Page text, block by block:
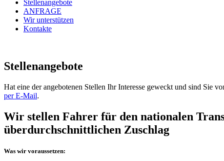
Stellenangebote
ANFRAGE
Wir unterstützen
Kontakte
Stellenangebote
Hat eine der angebotenen Stellen Ihr Interesse geweckt und sind Sie
per E-Mail.
Wir stellen Fahrer für den nationalen
überdurchschnittlichen Zuschlag
Was wir voraussetzen: